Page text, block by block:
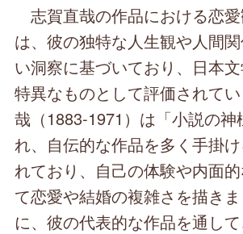
志賀直哉の作品における恋
は、彼の独特な人生観や人間
い洞察に基づいており、日本
特異なものとして評価されて
哉（1883-1971）は「小説の神
れ、自伝的な作品を多く手掛
れており、自己の体験や内面
て恋愛や結婚の複雑さを描き
に、彼の代表的な作品を通し